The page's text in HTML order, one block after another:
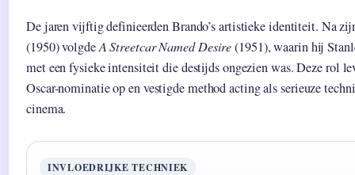
De jaren vijftig definieerden Brando’s artistieke identiteit. Na
(1950) volgdeA Streetcar Named Desire(1951), waarin hij
met een fysieke intensiteit die destijds ongezien was. Deze rol
Oscar-nominatie op en vestigde method acting als serieuze
cinema.
INVLOEDRIJKE TECHNIEK